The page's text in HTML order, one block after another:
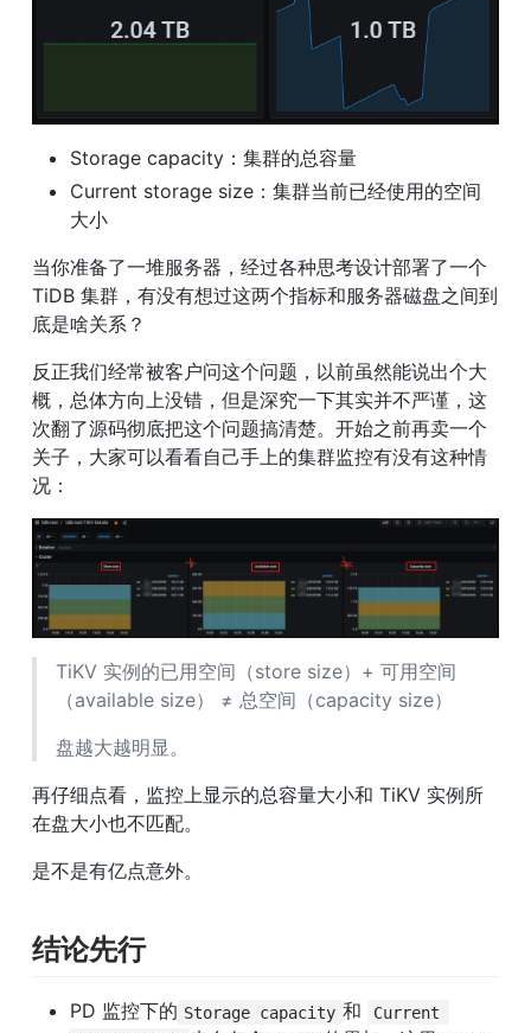
Storage capacity：集群的总容量
Current storage size：集群当前已经使用的空间
大小
当你准备了一堆服务器，经过各种思考设计部署了一个
TiDB 集群，有没有想过这两个指标和服务器磁盘之间到
底是啥关系？
反正我们经常被客户问这个问题，以前虽然能说出个大
概，总体方向上没错，但是深究一下其实并不严谨，这
次翻了源码彻底把这个问题搞清楚。开始之前再卖一个
关子，大家可以看看自己手上的集群监控有没有这种情
况：
TiKV 实例的已用空间（store size）+ 可用空间
（available size） ≠ 总空间（capacity size）
盘越大越明显。
再仔细点看，监控上显示的总容量大小和 TiKV 实例所
在盘大小也不匹配。
是不是有亿点意外。
结论先行
PD 监控下的 Storage capacity 和
Current